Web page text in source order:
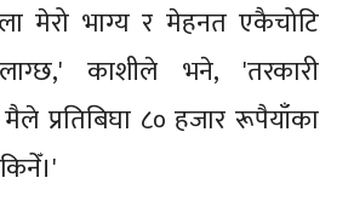
मेरो भाग्य र मेहनत एकैचोटि
काशीले भने, 'तरकारी
प्रतिबिघा ८० हजार रूपैयाँका